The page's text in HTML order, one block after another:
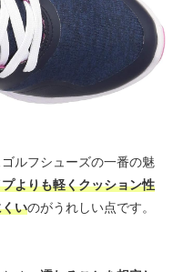
ルフシューズの一番の魅
よりも軽くクッション性
いのがうれしい点です。